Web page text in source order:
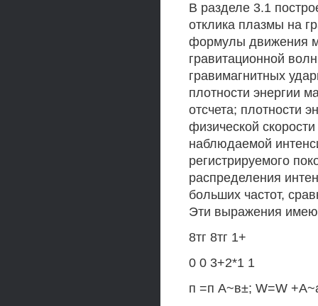
В разделе 3.1
отклика плазмы на
формулы движения
гравитационной
гравимагнитных
плотности энергии
отсчета; плотности
физической
наблюдаемой
регистрируемого
распределения
больших частот,
Эти выражения
8тг 8тг 1+
0 0 3+2*1 1
п =п А~в±; W=W